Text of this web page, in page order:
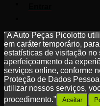
"A Auto Peças Picolotto
em caráter temporário,
estatísticas de visitação
aperfeiçoamento da
serviços online, conforme
Proteção de Dados
utilizar nossos serviços,
procedimento."
Aceitar